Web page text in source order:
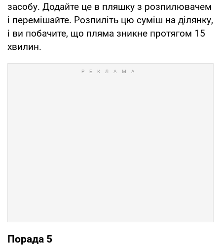
засобу. Додайте це в пляшку з розпилювачем
і перемішайте. Розпиліть цю суміш на ділянку,
і ви побачите, що пляма зникне протягом 15
хвилин.
Порада 5